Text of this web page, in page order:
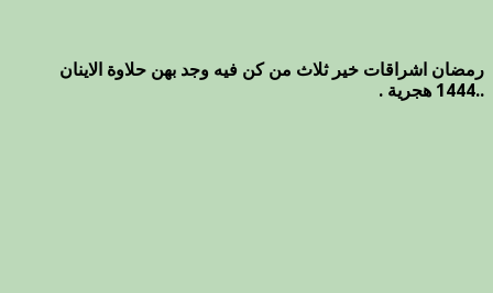
رمضان اشراقات خير ثلاث من كن فيه وجد بهن حلاوة الاينان
..1444 هجرية .